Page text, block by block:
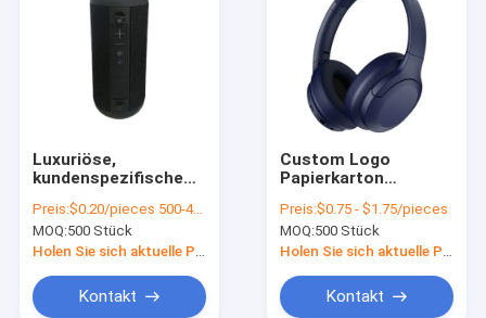
Luxuriöse,
kundenspezifische
Geschenke Gäste
Süßigkeiten Indische
rote
Hochzeitsdekoration
Preis:$0.20/pieces 500-4999 pieces
MOQ:500 Stück
Holen Sie sich aktuelle Preis
Kontakt
Custom Logo
Papierkarton
Klappfarbe Weiß /
Schwarz / Roségold
Luxus
Box mit
Bandverschluss
Preis:$0.75 - $1.75/pieces
MOQ:500 Stück
Holen Sie sich aktuelle Preis
Kontakt